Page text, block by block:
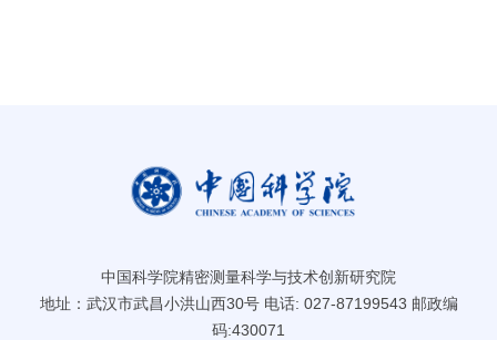
中国科学院精密测量科学与技术创新研究院
地址：武汉市武昌小洪山西30号 电话: 027-87199543 邮政编
码:430071